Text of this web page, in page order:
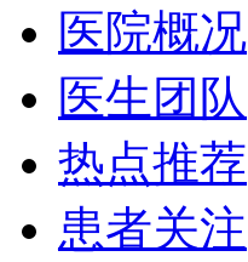
医院概况
医生团队
热点推荐
患者关注